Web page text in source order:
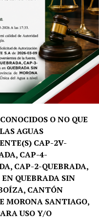
de familia, destacó
valiosa oportunidad
disfrutan de sus
hija participa por
manera, Alexandra
estos espacios y
mi sobrino
y emocionados porque
ellos no hanO NO QUE
AGUAS
CAP-2V-
CAP-4-
CAP-2-QUEBRADA,
QUEBRADA SIN
CANTÓN
MORONA SANTIAGO,
USO Y/O